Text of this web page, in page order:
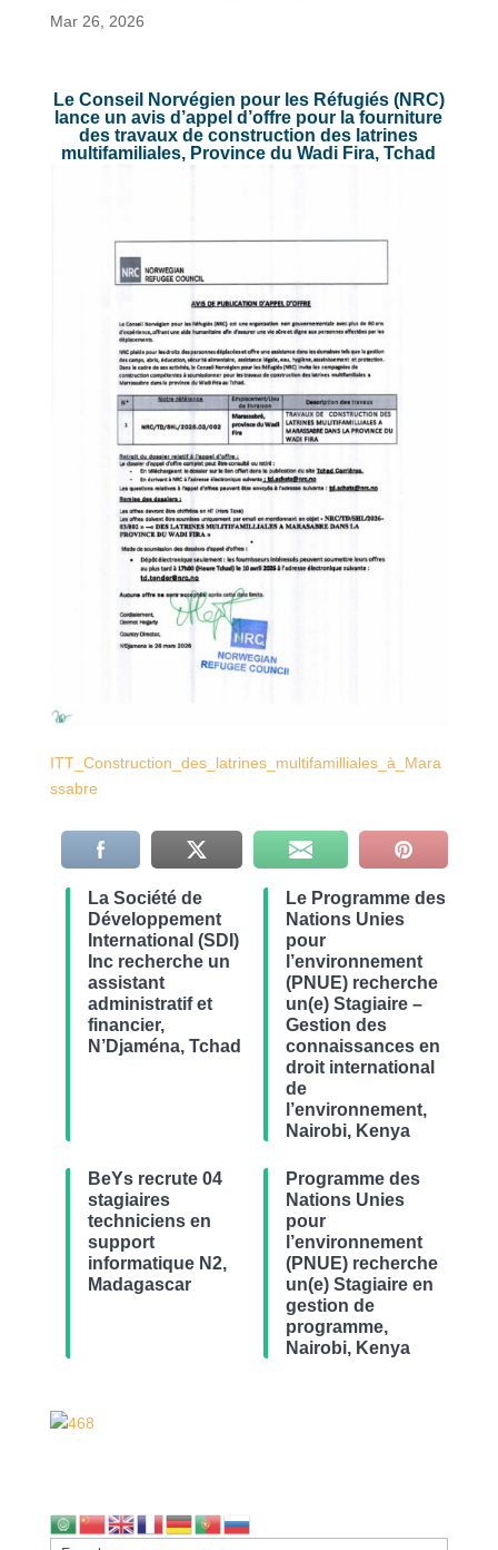
Mar 26, 2026
Le Conseil Norvégien pour les Réfugiés (NRC)
lance un avis d’appel d’offre pour la fourniture
des travaux de construction des latrines
multifamiliales, Province du Wadi Fira, Tchad
ITT_Construction_des_latrines_multifamilliales_à_Mara
ssabre
La Société de
Développement
International (SDI)
Inc recherche un
assistant
administratif et
financier,
N’Djaména, Tchad
Le Programme des
Nations Unies
pour
l’environnement
(PNUE) recherche
un(e) Stagiaire –
Gestion des
connaissances en
droit international
de
l’environnement,
Nairobi, Kenya
BeYs recrute 04
stagiaires
techniciens en
support
informatique N2,
Madagascar
Programme des
Nations Unies
pour
l’environnement
(PNUE) recherche
un(e) Stagiaire en
gestion de
programme,
Nairobi, Kenya